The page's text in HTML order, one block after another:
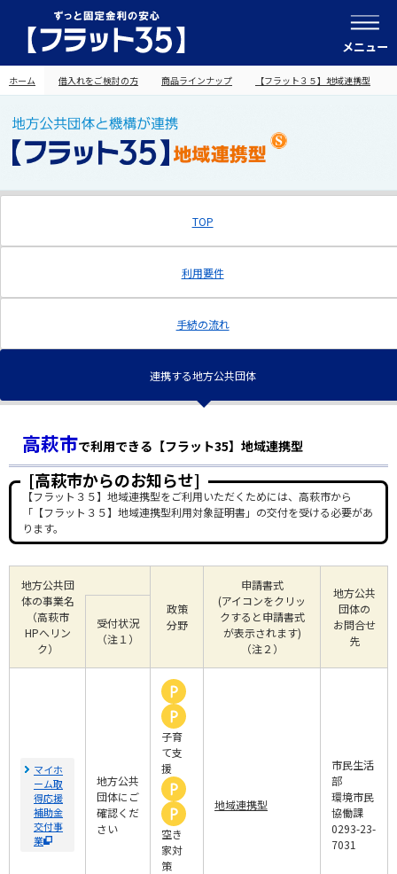
メニュー
ホーム 借入れをご検討の方 商品ラインナップ 【フラット３５】地域連携型
TOP
利用要件
手続の流れ
連携する地方公共団体
高萩市で利用できる【フラット35】地域連携型
[高萩市からのお知らせ]
【フラット３５】地域連携型をご利用いただくためには、高萩市から
「【フラット３５】地域連携型利用対象証明書」の交付を受ける必要があ
ります。
地方公共団
体の事業名
（高萩市
HPへリン
ク）
政策
分野
申請書式
(アイコンをクリッ
クすると申請書式
が表示されます)
（注２）
地方公共
団体の
お問合せ
先
受付状況
（注１）
マイホ
ーム取
得応援
補助金
交付事
業
地方公共
団体にご
確認くだ
さい
子育
て支
援
空き
家対
策
地域連携型
市民生活
部
環境市民
協働課
0293-23-
7031